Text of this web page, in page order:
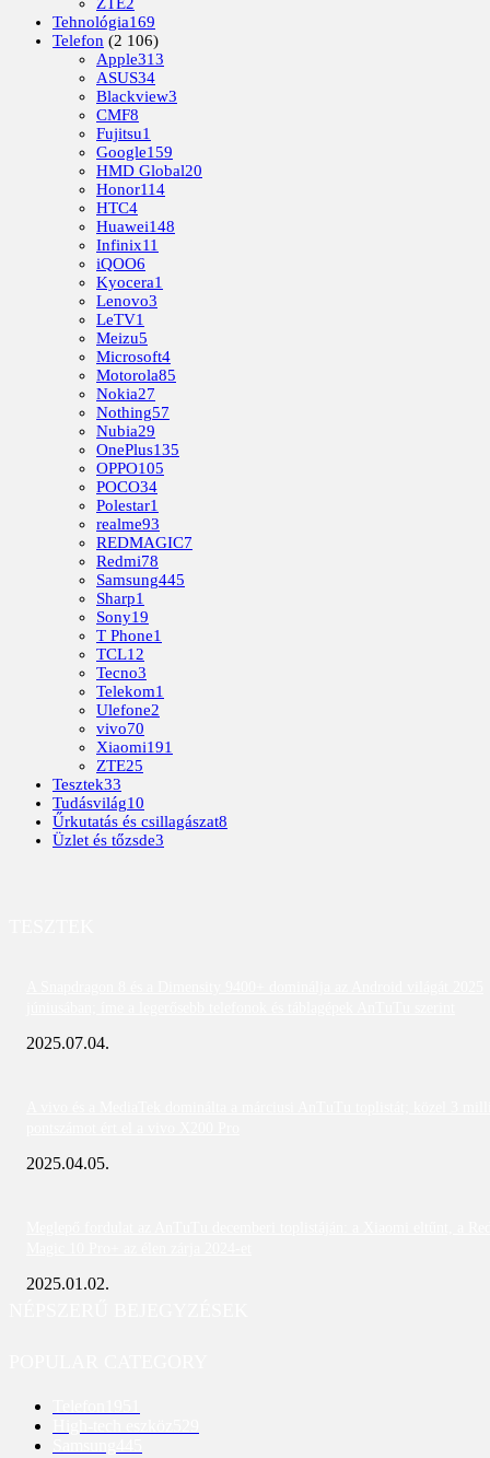
Tehnológia169
Telefon (2 106)
Apple313
ASUS34
Blackview3
CMF8
Fujitsu1
Google159
HMD Global20
Honor114
HTC4
Huawei148
Infinix11
iQOO6
Kyocera1
Lenovo3
LeTV1
Meizu5
Microsoft4
Motorola85
Nokia27
Nothing57
Nubia29
OnePlus135
OPPO105
POCO34
Polestar1
realme93
REDMAGIC7
Redmi78
Samsung445
Sharp1
Sony19
T Phone1
TCL12
Tecno3
Telekom1
Ulefone2
vivo70
Xiaomi191
ZTE25
Tesztek33
Tudásvilág10
Űrkutatás és csillagászat8
Üzlet és tőzsde3
2025.07.04.
2025.04.05.
2025.01.02.